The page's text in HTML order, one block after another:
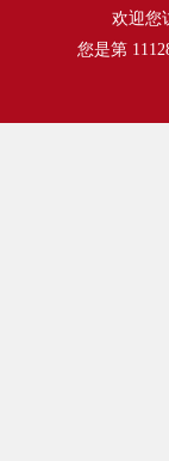
欢迎您
您是第